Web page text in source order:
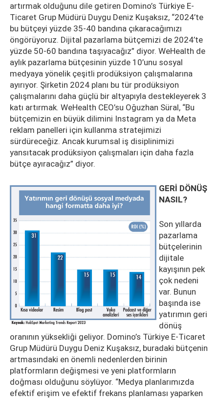
artırmak olduğunu dile getiren Domino’s Türkiye E-
Ticaret Grup Müdürü Duygu Deniz Kuşaksız, “2024’te
bu bütçeyi yüzde 35-40 bandına çıkaracağımızı
öngörüyoruz. Dijital pazarlama bütçemizi de 2024’te
yüzde 50-60 bandına taşıyacağız” diyor. WeHealth de
aylık pazarlama bütçesinin yüzde 10’unu sosyal
medyaya yönelik çeşitli prodüksiyon çalışmalarına
ayırıyor. Şirketin 2024 planı bu tür prodüksiyon
çalışmalarını daha güçlü bir altyapıyla destekleyerek 3
katı artırmak. WeHealth CEO’su Oğuzhan Süral, “Bu
bütçemizin en büyük dilimini Instagram ya da Meta
reklam panelleri için kullanma stratejimizi
sürdüreceğiz. Ancak kurumsal iş disiplinimizi
yansıtacak prodüksiyon çalışmaları için daha fazla
bütçe ayıracağız” diyor.
GERİ DÖNÜŞ
NASIL?
Son yıllarda
pazarlama
bütçelerinin
dijitale
kayışının pek
çok nedeni
var. Bunun
başında ise
yatırımın geri
dönüş
oranının yüksekliği geliyor. Domino’s Türkiye E-Ticaret
Grup Müdürü Duygu Deniz Kuşaksız, buradaki bütçenin
artmasındaki en önemli nedenlerden birinin
platformların değişmesi ve yeni platformların
doğması olduğunu söylüyor. “Medya planlarımızda
efektif erişim ve efektif frekans planlaması yaparken